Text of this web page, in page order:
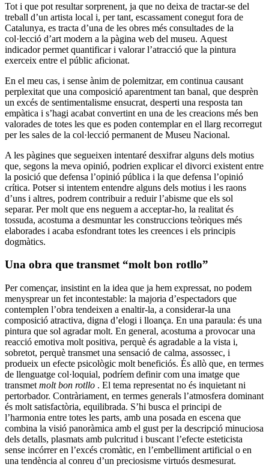
Tot i que pot resultar sorprenent, ja que no deixa de tractar-se del
treball d’un artista local i, per tant, escassament conegut fora de
Catalunya, es tracta d’una de les obres més consultades de la
col·lecció d’art modern a la pàgina web del museu. Aquest
indicador permet quantificar i valorar l’atracció que la pintura
exerceix entre el públic aficionat.
En el meu cas, i sense ànim de polemitzar, em continua causant
perplexitat que una composició aparentment tan banal, que desprèn
un excés de sentimentalisme ensucrat, desperti una resposta tan
empàtica i s’hagi acabat convertint en una de les creacions més ben
valorades de totes les que es poden contemplar en el llarg recorregut
per les sales de la col·lecció permanent de Museu Nacional.
A les pàgines que segueixen intentaré desxifrar alguns dels motius
que, segons la meva opinió, podrien explicar el divorci existent entre
la posició que defensa l’opinió pública i la que defensa l’opinió
crítica. Potser si intentem entendre alguns dels motius i les raons
d’uns i altres, podrem contribuir a reduir l’abisme que els sol
separar. Per molt que ens neguem a acceptar-ho, la realitat és
tossuda, acostuma a desmuntar les construccions teòriques més
elaborades i acaba esfondrant totes les creences i els principis
dogmàtics.
Una obra que transmet “molt bon rotllo”
Per començar, insistint en la idea que ja hem expressat, no podem
menysprear un fet incontestable: la majoria d’espectadors que
contemplen l’obra tendeixen a enaltir-la, a considerar-la una
composició atractiva, digna d’elogi i lloança. En una paraula: és una
pintura que sol agradar molt. En general, acostuma a provocar una
reacció emotiva molt positiva, perquè és agradable a la vista i,
sobretot, perquè transmet una sensació de calma, assossec, i
produeix un efecte psicològic molt beneficiós. És allò que, en termes
de llenguatge col·loquial, podríem definir com una imatge que
transmet molt bon rotllo . El tema representat no és inquietant ni
pertorbador. Contràriament, en termes generals l’atmosfera dominant
és molt satisfactòria, equilibrada. S’hi busca el principi de
l’harmonia entre totes les parts, amb una posada en escena que
combina la visió panoràmica amb el gust per la descripció minuciosa
dels detalls, plasmats amb pulcritud i buscant l’efecte esteticista
sense incórrer en l’excés cromàtic, en l’embelliment artificial o en
una tendència al conreu d’un preciosisme virtuós desmesurat.